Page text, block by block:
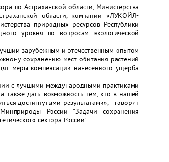
по Астраханской области, Министерства
области, компании «ЛУКОЙЛ-
природных ресурсов Республики
уровня по вопросам экологической
зарубежным и отечественным опытом
сохранению мест обитания растений
меры компенсации нанесённого ущерба
с лучшими международными практиками
также дать возможность тем, кто в нашей
достигнутыми результатами», - говорит
России "Задачи сохранения
сектора России".